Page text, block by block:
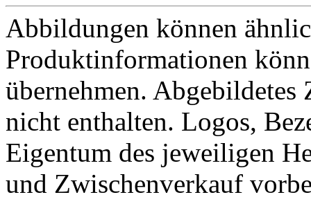
Abbildungen können
Produktinformationen
übernehmen.
nicht enthalten. Logos,
Eigentum des jeweiligen
und Zwischenverkauf